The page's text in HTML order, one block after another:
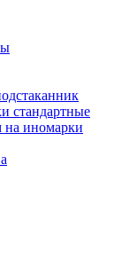
стандартные
на иномарки